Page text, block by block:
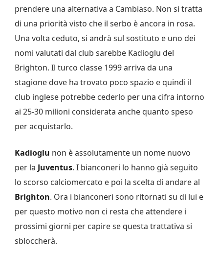
prendere una alternativa a Cambiaso. Non si tratta
di una priorità visto che il serbo è ancora in rosa.
Una volta ceduto, si andrà sul sostituto e uno dei
nomi valutati dal club sarebbe Kadioglu del
Brighton. Il turco classe 1999 arriva da una
stagione dove ha trovato poco spazio e quindi il
club inglese potrebbe cederlo per una cifra intorno
ai 25-30 milioni considerata anche quanto speso
per acquistarlo.
Kadioglu non è assolutamente un nome nuovo
per la Juventus. I bianconeri lo hanno già seguito
lo scorso calciomercato e poi la scelta di andare al
Brighton. Ora i bianconeri sono ritornati su di lui e
per questo motivo non ci resta che attendere i
prossimi giorni per capire se questa trattativa si
sbloccherà.